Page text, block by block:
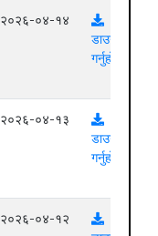
२०२६-०४-१४
डाउनलोड
गर्नुहोस्
२०२६-०४-१३
डाउनलोड
गर्नुहोस्
२०२६-०४-१२